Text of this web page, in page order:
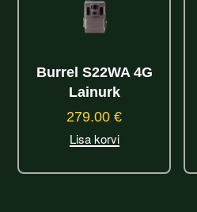
Burrel S22WA 4G
Lainurk
279.00€
Lisa korvi